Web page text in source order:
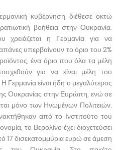
κυβέρνηση διέθεσε οκτώ
βοήθεια στην Ουκρανία.
χρειάζεται η Γερμανία για να
υπερβαίνουν το όριο του 2%
ένα όριο που όλα τα μέλη
για να είναι μέλη του
Γερμανία είναι ήδη ο μεγαλύτερος
Ουκρανίας στην Ευρώπη, ενώ σε
μόνο των Ηνωμένων Πολιτειών.
από το Ινστιτούτο του
το Βερολίνο έχει διοχετεύσει
17 δισεκατομμύρια ευρώ σε άμεση